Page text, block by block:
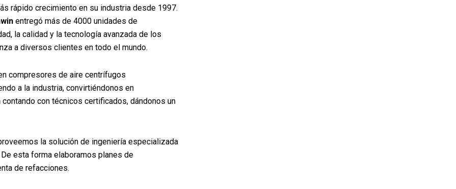
rápido crecimiento en su industria desde 1997.
entregó más de 4000 unidades de
la calidad y la tecnología avanzada de los
a diversos clientes en todo el mundo.
compresores de aire centrífugos
a la industria, convirtiéndonos en
contando con técnicos certificados, dándonos un
la solución de ingeniería especializada
esta forma elaboramos planes de
de refacciones.